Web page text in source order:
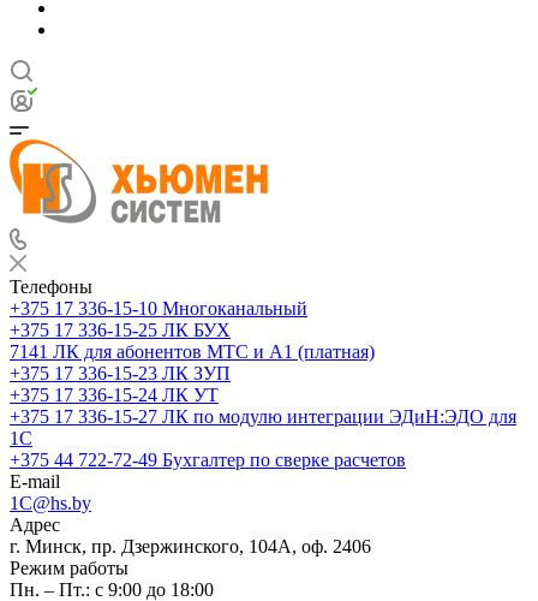
Телефоны
+375 17 336-15-10 Многоканальный
+375 17 336-15-25 ЛК БУХ
7141 ЛК для абонентов МТС и А1 (платная)
+375 17 336-15-23 ЛК ЗУП
+375 17 336-15-24 ЛК УТ
+375 17 336-15-27 ЛК по модулю интеграции ЭДиН:ЭДО для
1С
+375 44 722-72-49 Бухгалтер по сверке расчетов
E-mail
1C@hs.by
Адрес
г. Минск, пр. Дзержинского, 104А, оф. 2406
Режим работы
Пн. – Пт.: с 9:00 до 18:00